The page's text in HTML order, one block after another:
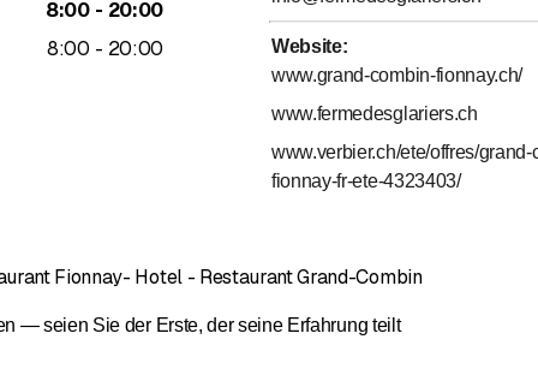
Sie ein lokales Bier, das mit Leidenschaft und Know-how
Combinempfängt Sie in einer geselligen und authentischen
8:00 - bis
20:00
8:00 - bis
20:00 Website:
www.grand-combin-fionnay.ch/
www.fermedesglariers.ch
www.verbier.ch/ete/offres/grand-
fionnay-fr-ete-4323403/
Fionnay- Hotel - Restaurant Grand-Combin
— seien Sie der Erste, der seine Erfahrung teilt